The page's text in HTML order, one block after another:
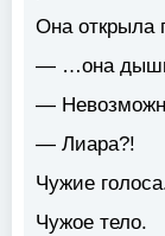
Она открыла
— …она
—
— Лиара?!
Чужие
Чужое тело.